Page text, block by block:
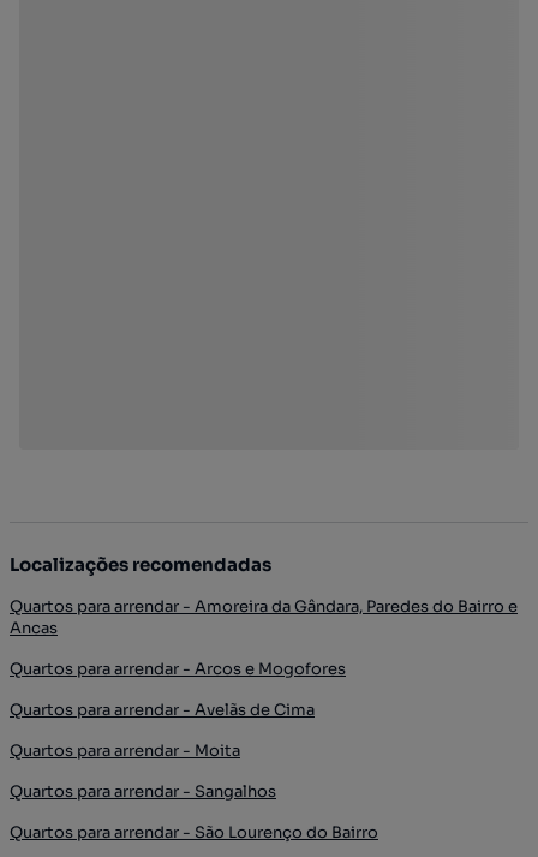
Localizações recomendadas
Quartos para arrendar - Amoreira da Gândara, Paredes do Bairro e
Ancas
Quartos para arrendar - Arcos e Mogofores
Quartos para arrendar - Avelãs de Cima
Quartos para arrendar - Moita
Quartos para arrendar - Sangalhos
Quartos para arrendar - São Lourenço do Bairro